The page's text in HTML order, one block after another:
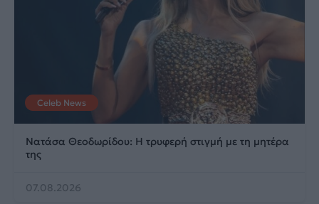
Celeb News
Νατάσα Θεοδωρίδου: Η τρυφερή στιγμή με τη μητέρα
της
07.08.2026